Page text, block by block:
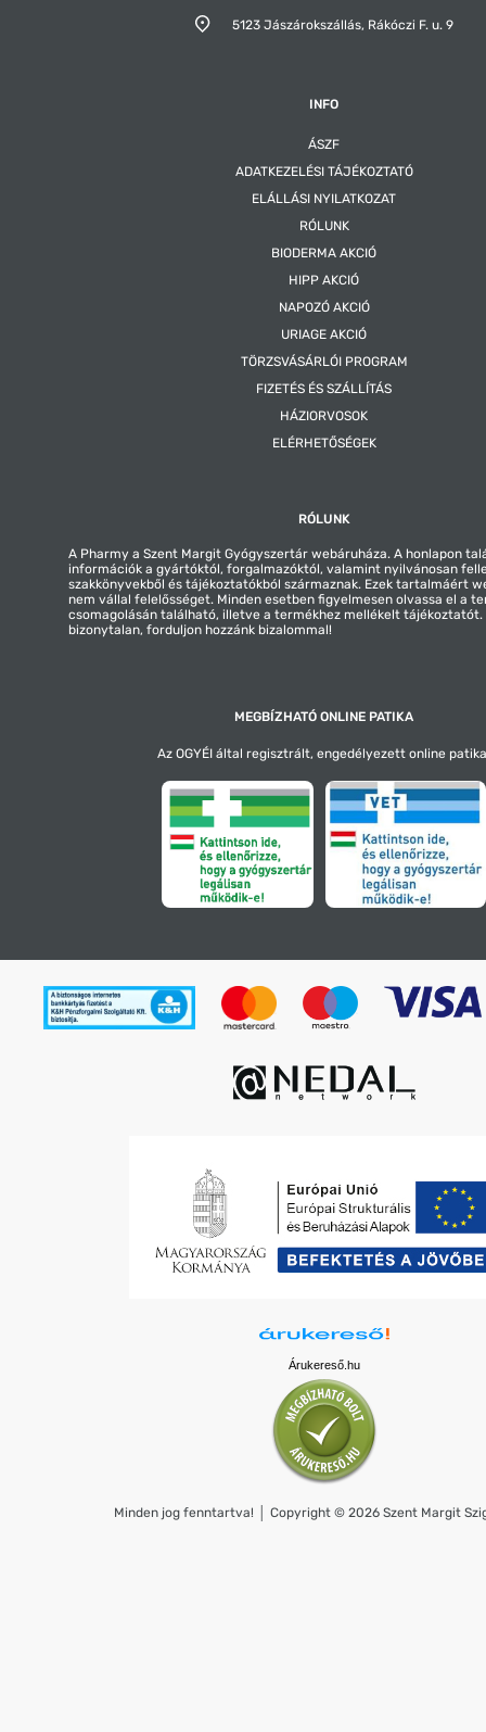
5123 Jászárokszállás, Rákóczi F. u. 9
INFO
ÁSZF
ADATKEZELÉSI TÁJÉKOZTATÓ
ELÁLLÁSI NYILATKOZAT
RÓLUNK
BIODERMA AKCIÓ
HIPP AKCIÓ
NAPOZÓ AKCIÓ
URIAGE AKCIÓ
TÖRZSVÁSÁRLÓI PROGRAM
FIZETÉS ÉS SZÁLLÍTÁS
HÁZIORVOSOK
ELÉRHETŐSÉGEK
RÓLUNK
A Pharmy a Szent Margit Gyógyszertár webáruháza. A honlapon
információk a gyártóktól, forgalmazóktól, valamint nyilvánosan
szakkönyvekből és tájékoztatókból származnak. Ezek tartalmáért
nem vállal felelősséget. Minden esetben figyelmesen olvassa el a
csomagolásán található, illetve a termékhez mellékelt tájékoztatót.
bizonytalan, forduljon hozzánk bizalommal!
MEGBÍZHATÓ ONLINE PATIKA
Az OGYÉI által regisztrált, engedélyezett online
Árukereső.hu
Minden jog fenntartva! │ Copyright © 2026 Szent Margit